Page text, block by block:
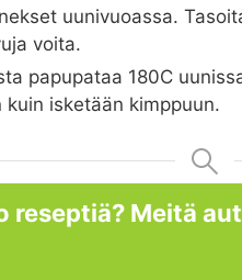
uunivuoassa.
voita.
papupataa 180C
kuin isketään kimppuun.
reseptiä? Meitä